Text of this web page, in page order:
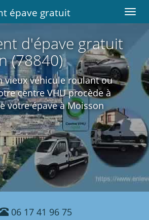
épave gratuit
d'épave gratuit
(78840)
vieux véhicule roulant ou
centre VHU procède à
votre épave à Moisson
06 17 41 96 75